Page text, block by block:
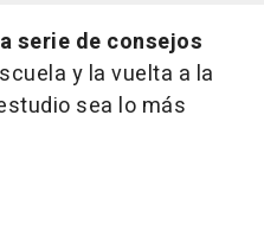
serie de consejos
y la vuelta a la
sea lo más